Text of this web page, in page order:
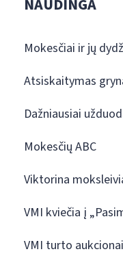
NAUDINGA
Mokesčiai ir jų
Atsiskaitymas
Dažniausiai
Mokesčių ABC
Viktorina
VMI kviečia į
VMI turto aukcionai